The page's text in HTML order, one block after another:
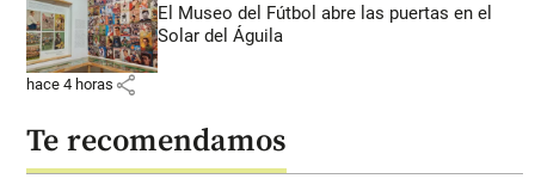
El Museo del Fútbol abre las puertas en el
Solar del Águila
hace 4 horas share
Te recomendamos